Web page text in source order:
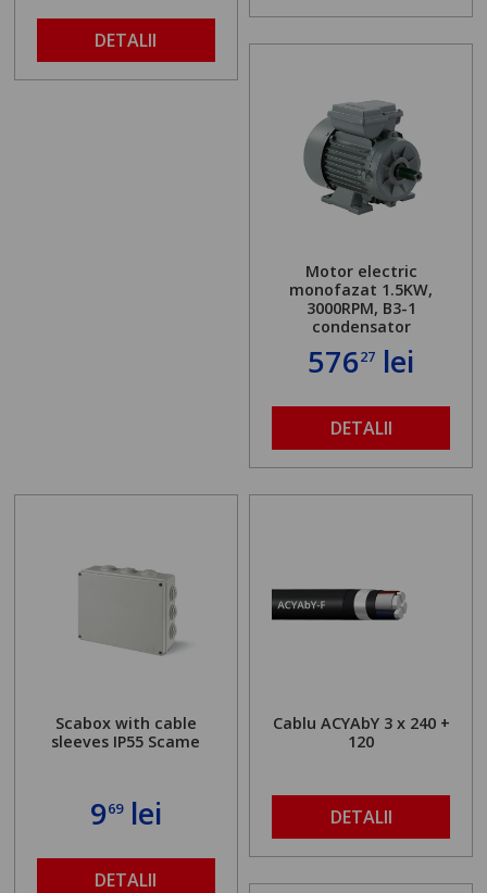
DETALII
Motor electric
monofazat 1.5KW,
3000RPM, B3-1
condensator
57627 lei
DETALII
Scabox with cable
sleeves IP55 Scame
969lei
DETALII
Cablu ACYAbY 3 x 240 +
120
DETALII